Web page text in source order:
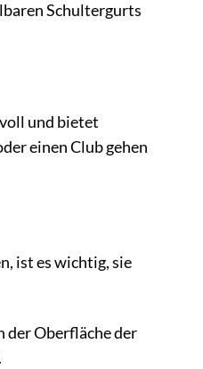
Schultergurts
und bietet
einen Club gehen
ist es wichtig, sie
der Oberfläche der